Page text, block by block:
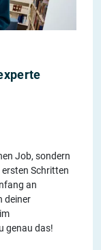
Job, sondern
Schritten
an
deiner
genau das!